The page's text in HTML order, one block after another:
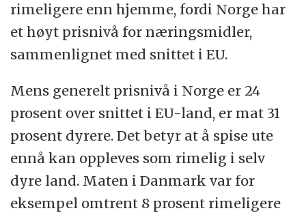
rimeligere enn hjemme, fordi Norge har
et høyt prisnivå for næringsmidler,
sammenlignet med snittet i EU.
Mens generelt prisnivå i Norge er 24
prosent over snittet i EU-land, er mat 31
prosent dyrere. Det betyr at å spise ute
ennå kan oppleves som rimelig i selv
dyre land. Maten i Danmark var for
eksempel omtrent 8 prosent rimeligere